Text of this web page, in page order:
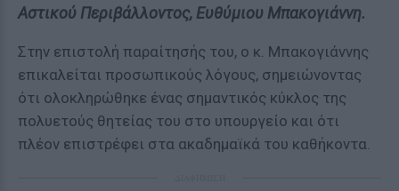
Αστικού Περιβάλλοντος, Ευθύμιου Μπακογιάννη.
Στην επιστολή παραίτησής του, ο κ. Μπακογιάννης
επικαλείται προσωπικούς λόγους, σημειώνοντας
ότι ολοκληρώθηκε ένας σημαντικός κύκλος της
πολυετούς θητείας του στο υπουργείο και ότι
πλέον επιστρέφει στα ακαδημαϊκά του καθήκοντα.